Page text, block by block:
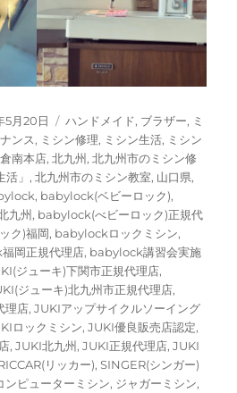
5月20日
カ
テ
ゴ
リ
ー
ハンドメイド, ブラザー, ミ
ンス, ミシン修理, ミシン生活, ミシン
南本店,北九州 ,北九州市のミシン修
」 ,北九州市のミシン教室, 山口県,
, babylock(ベビーロック),
九州 , babylock(べビーロック)正規代
ク)福岡, babylockロックミシン,
岡正規代理店, babylock講習会実施
ジューキ)下関市正規代理店,
ジューキ)北九州市正規代理店,
理店,JUKIアップサイクルソーイング
ロックミシン,JUKI優良販売店認定,
,JUKI北九州 ,JUKI正規代理店,JUKI
リッカー),SINGER(シンガー)
ンピューターミシン, ジャガーミシン,